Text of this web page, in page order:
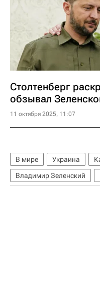
Столтенберг
обзывал
11 октября 2025, 11:07
В мире Украина
Владимир Зеленский